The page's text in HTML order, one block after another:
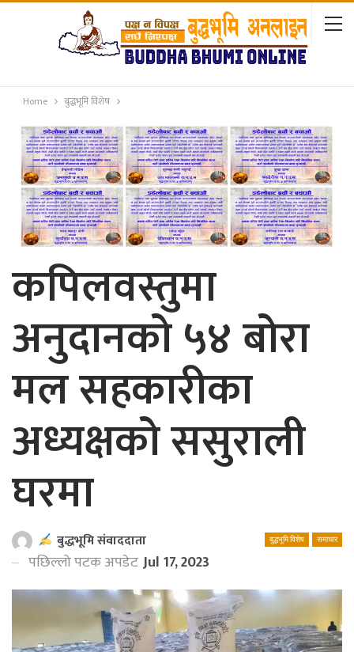
Home बुद्धभूमि विशेष
कपिलवस्तुमा
अनुदानको ५४ बोरा
मल सहकारीका
अध्यक्षको ससुराली
घरमा
बुद्धभूमि विशेष समाचार
बुद्धभूमि संवाददाता
पछिल्लो पटक अपडेट Jul 17, 2023